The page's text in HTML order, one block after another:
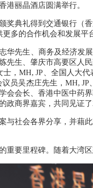
港丽晶酒店圆满举行。
奖典礼得到交通银行（
多的合作机会和发展
先生、商务及经济发
生、肇庆市高要区人
士，MH, JP 、全国人大
员吴杰庄先生， MH, JP
会长、香港中医中药
政商界嘉宾，共同见证了
社会各界分享，并藉
要里程碑。随着大湾